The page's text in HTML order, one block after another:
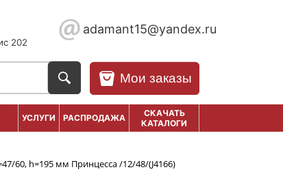
202
adamant15@yandex.ru
Мои заказы
УСЛУГИ РАСПРОДАЖА
СКАЧАТЬ
КАТАЛОГИ
60, h=195 мм Принцесса /12/48/(J4166)